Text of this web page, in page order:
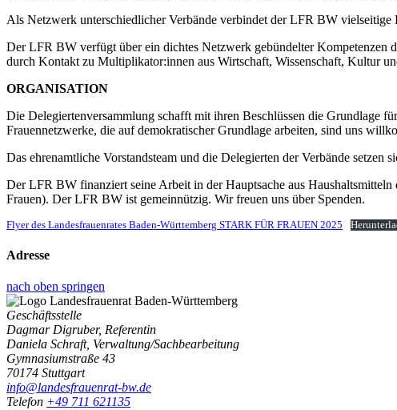
Als Netzwerk unterschiedlicher Verbände verbindet der LFR BW
Der LFR BW verfügt über ein dichtes Netzwerk gebündelter Kompetenzen
durch Kontakt zu Multiplikator:innen aus Wirtschaft, Wissenschaft, Kultur
ORGANISATION
Die Delegiertenversammlung schafft mit ihren Beschlüssen die Grundlage
Frauennetzwerke, die auf demokratischer Grundlage arbeiten, sind uns
Das ehrenamtliche Vorstandsteam und die Delegierten der Verbände
Der LFR BW finanziert seine Arbeit in der Hauptsache aus
Frauen). Der LFR BW ist gemeinnützig. Wir freuen uns über Spenden.
Flyer des Landesfrauenrates Baden-Württemberg STARK FÜR FRAUEN 2025
Adresse
nach oben springen
Geschäftsstelle
Dagmar Digruber, Referentin
Daniela Schraft, Verwaltung/Sachbearbeitung
Gymnasiumstraße 43
70174 Stuttgart
info@landesfrauenrat-bw.de
Telefon +49 711 621135